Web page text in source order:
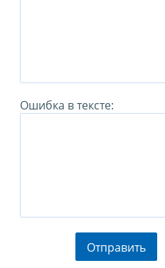
Ошибка в тексте:
Отправить